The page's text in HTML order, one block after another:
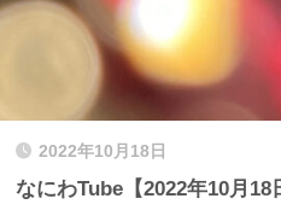
2022年10月18日
なにわTube【2022年10月18